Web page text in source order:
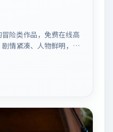
冒险类作品，免费在线高
情紧凑、人物鲜明，适